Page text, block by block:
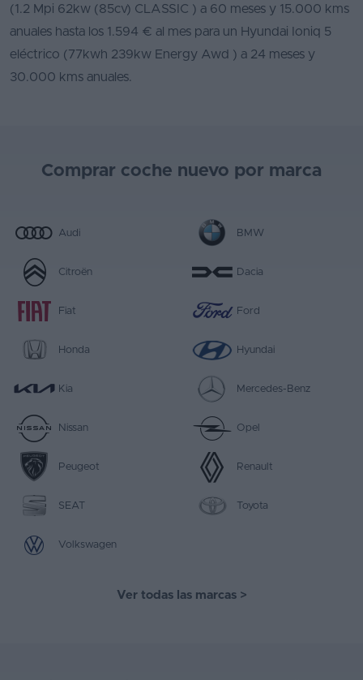
(1.2 Mpi 62kw (85cv) CLASSIC ) a 60 meses y 15.000 kms
anuales hasta los 1.594 € al mes para un Hyundai Ioniq 5
eléctrico (77kwh 239kw Energy Awd ) a 24 meses y
30.000 kms anuales.
Comprar coche nuevo por marca
Audi BMW
Citroën Dacia
Fiat Ford
Honda Hyundai
Kia Mercedes-Benz
Nissan Opel
Peugeot Renault
SEAT Toyota
Volkswagen
Ver todas las marcas >